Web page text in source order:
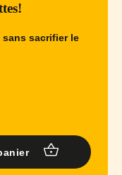
sacrifier le